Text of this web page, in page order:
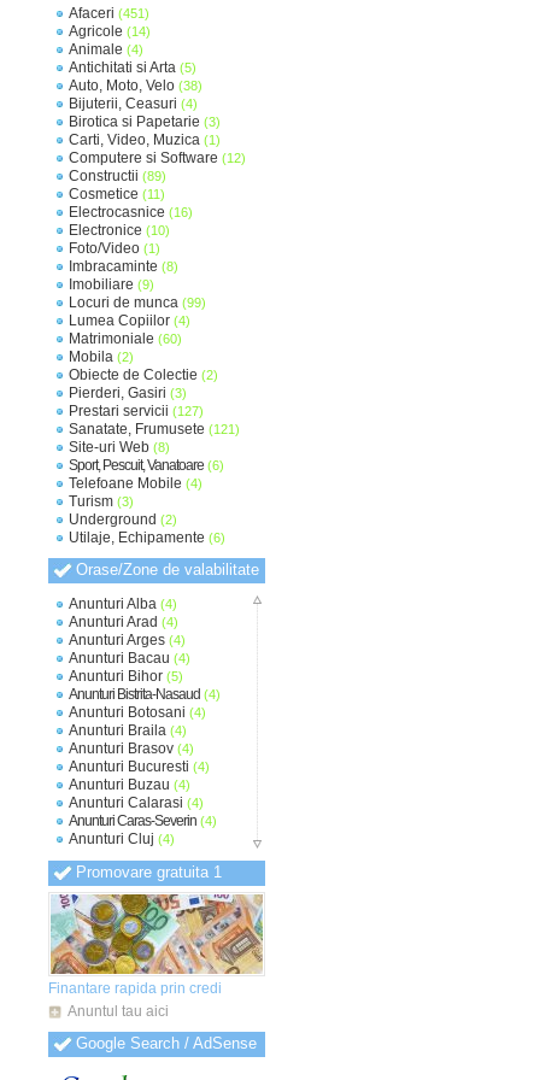
Afaceri (451)
Agricole (14)
Animale (4)
Antichitati si Arta (5)
Auto, Moto, Velo (38)
Bijuterii, Ceasuri (4)
Birotica si Papetarie (3)
Carti, Video, Muzica (1)
Computere si Software (12)
Constructii (89)
Cosmetice (11)
Electrocasnice (16)
Electronice (10)
Foto/Video (1)
Imbracaminte (8)
Imobiliare (9)
Locuri de munca (99)
Lumea Copiilor (4)
Matrimoniale (60)
Mobila (2)
Obiecte de Colectie (2)
Pierderi, Gasiri (3)
Prestari servicii (127)
Sanatate, Frumusete (121)
Site-uri Web (8)
Sport, Pescuit, Vanatoare (6)
Telefoane Mobile (4)
Turism (3)
Underground (2)
Utilaje, Echipamente (6)
Orase/Zone de valabilitate
Anunturi Alba (4)
Anunturi Arad (4)
Anunturi Arges (4)
Anunturi Bacau (4)
Anunturi Bihor (5)
Anunturi Bistrita-Nasaud (4)
Anunturi Botosani (4)
Anunturi Braila (4)
Anunturi Brasov (4)
Anunturi Bucuresti (4)
Anunturi Buzau (4)
Anunturi Calarasi (4)
Anunturi Caras-Severin (4)
Anunturi Cluj (4)
Anunturi Constanta
Anunturi Covasna(4)
Anunturi Dambovita(4)
Anunturi Dolj(4)
Anunturi Galati(4)
Anunturi Giurgiu(4)
Anunturi Gorj(4)
Anunturi Harghita (4)
Anunturi Hunedoara
Anunturi Ialomita
Anunturi Iasi(4)
Anunturi Ilfov(4)
Anunturi Maramures
Promovare gratuita 1
Finantare rapida prin credi
Anuntul tau aici
Google Search / AdSense